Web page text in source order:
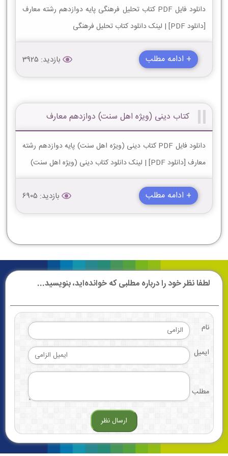
دانلود فایل PDF کتاب تحلیل فرهنگی پایه دوازدهم رشته معارف
[دانلود PDF] | لینک دانلود کتاب تحلیل فرهنگی
+ ادامه مطلب بازدید: 3925
کتاب دینی (ویژه اهل سنت) دوازدهم معارف
دانلود فایل PDF کتاب دینی (ویژه اهل سنت) پایه دوازدهم رشته
معارف [دانلود PDF] | لینک دانلود کتاب دینی (ویژه اهل سنت)
+ ادامه مطلب بازدید: 6905
لطفا نظر خود را درباره مطلبی که خوانده‌اید، بنویسید...
نام
ایمیل
مطلب